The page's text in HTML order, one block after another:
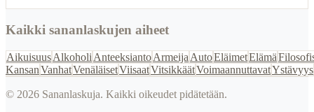
Kaikki sananlaskujen aiheet
AikuisuusAlkoholi AnteeksiantoArmeija AutoEläimetElämä
KansanVanhatVenäläisetViisaatVitsikkäätVoimaannuttavatYstävyys
© 2026 Sananlaskuja. Kaikki oikeudet pidätetään.